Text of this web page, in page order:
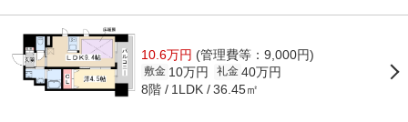
10.6万円 (管理費等：9,000円)
敷金 10万円 礼金 40万円
8階 1LDK 36.45㎡